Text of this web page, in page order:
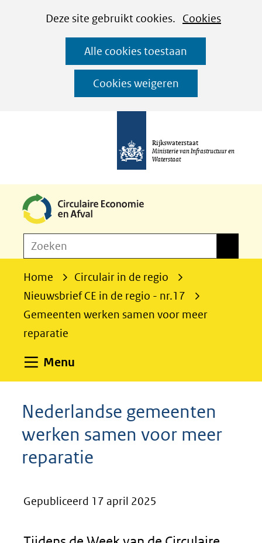
CookiesDeze site gebruikt cookies. Cookies
worden
toegestaan
geweigerd.
Alle cookies toestaan
Cookies weigeren
Ga
naar
de
inhoud
Rijkswaterstaat
Ministerie van Infrastructuur en
Waterstaat
o
Zoeken
Home
Circulair in de regio
Nieuwsbrief CE in de regio - nr.17
Gemeenten werken samen voor meer
reparatie
Menu
Nederlandse gemeenten
werken samen voor meer
reparatie
Gepubliceerd 17 april 2025